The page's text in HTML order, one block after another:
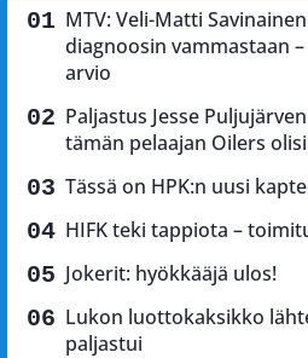
MTV: Veli-Matti
diagnoosin vammastaan
arvio
Paljastus Jesse
tämän pelaajan Oilers
Tässä on HPK:n uusi
HIFK teki tappiota –
Jokerit: hyökkääjä ulos!
Lukon luottokaksikko
paljastui